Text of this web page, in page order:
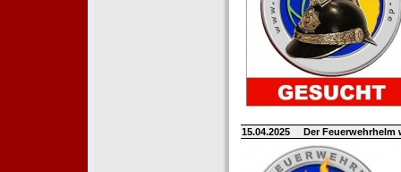
15.04.2025 Der